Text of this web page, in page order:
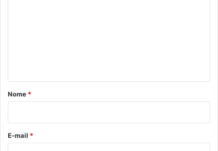
r
*
Nome *
E-mail *